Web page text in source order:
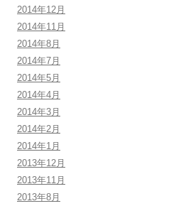
2014年12月
2014年11月
2014年8月
2014年7月
2014年5月
2014年4月
2014年3月
2014年2月
2014年1月
2013年12月
2013年11月
2013年8月